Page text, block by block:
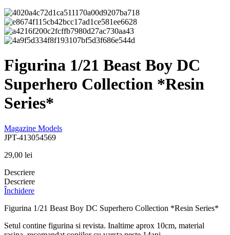
Figurina 1/21 Beast Boy DC
Superhero Collection *Resin
Series*
Magazine Models
JPT-413054569
29,00 lei
Descriere
Descriere
Închidere
Figurina 1/21 Beast Boy DC Superhero Collection *Resin Series*
Setul contine figurina si revista. Inaltime aprox 10cm, material